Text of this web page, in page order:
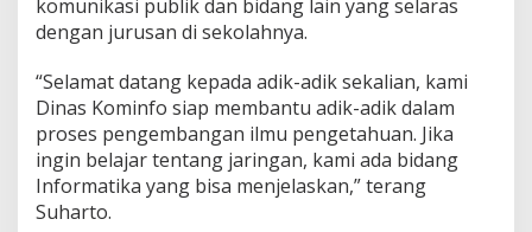
komunikasi publik dan bidang lain yang selaras
dengan jurusan di sekolahnya.
“Selamat datang kepada adik-adik sekalian, kami
Dinas Kominfo siap membantu adik-adik dalam
proses pengembangan ilmu pengetahuan. Jika
ingin belajar tentang jaringan, kami ada bidang
Informatika yang bisa menjelaskan,” terang
Suharto.